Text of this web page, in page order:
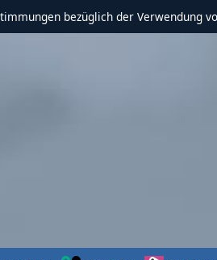
bezüglich der Verwendung